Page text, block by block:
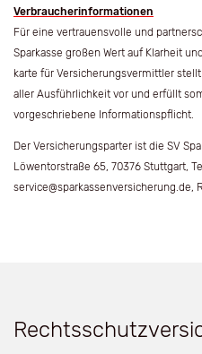
Verbraucherinformationen
Für eine vertrauensvolle und
Sparkasse großen Wert auf Klar­heit
karte für Versicherungs­vermittler
aller Ausführlich­keit vor und erfüllt
vorgeschriebene Informations­pflicht.
Der Versicherungsparter ist die SV
Löwentorstraße 65, 70376 Stuttgart,
service@sparkassenversicherung.de,